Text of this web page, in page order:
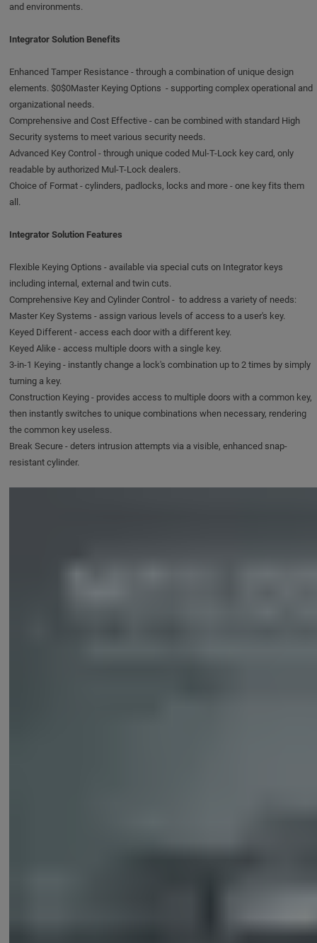
and environments.
Integrator Solution Benefits
Enhanced Tamper Resistance - through a combination of unique design
elements. $0$0Master Keying Options - supporting complex operational and
organizational needs.
Comprehensive and Cost Effective - can be combined with standard High
Security systems to meet various security needs.
Advanced Key Control - through unique coded Mul-T-Lock key card, only
readable by authorized Mul-T-Lock dealers.
Choice of Format - cylinders, padlocks, locks and more - one key fits them
all.
Integrator Solution Features
Flexible Keying Options - available via special cuts on Integrator keys
including internal, external and twin cuts.
Comprehensive Key and Cylinder Control - to address a variety of needs:
Master Key Systems - assign various levels of access to a user's key.
Keyed Different - access each door with a different key.
Keyed Alike - access multiple doors with a single key.
3-in-1 Keying - instantly change a lock's combination up to 2 times by simply
turning a key.
Construction Keying - provides access to multiple doors with a common key,
then instantly switches to unique combinations when necessary, rendering
the common key useless.
Break Secure - deters intrusion attempts via a visible, enhanced snap-
resistant cylinder.